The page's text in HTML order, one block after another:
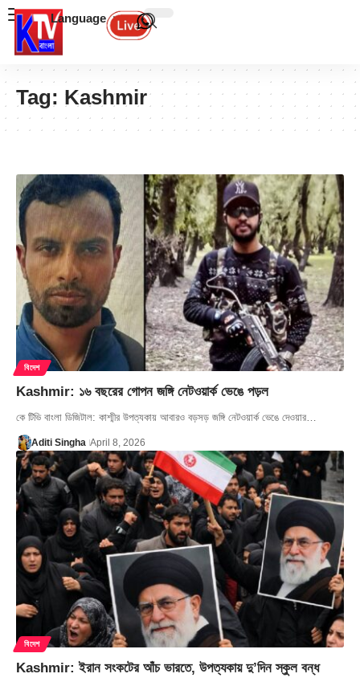
Language
Tag: Kashmir
বিদেশ
Kashmir: ১৬ বছরের গোপন জঙ্গি নেটওয়ার্ক ভেঙে পড়ল
কে টিভি বাংলা ডিজিটাল: কাশ্মীর উপত্যকায় আবারও বড়সড় জঙ্গি নেটওয়ার্ক ভেঙে দেওয়ার…
Aditi Singha April 8, 2026
বিদেশ
Kashmir: ইরান সংকটের আঁচ ভারতে, উপত্যকায় দু’দিন স্কুল বন্ধ